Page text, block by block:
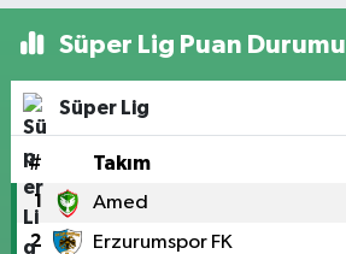
Süper Lig Puan Durumu
Süper Lig
# Takım
1 Amed
2 Erzurumspor FK